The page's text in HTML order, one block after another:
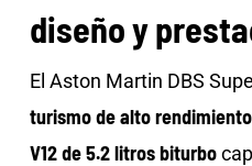
diseño y
El Aston Martin DBS
turismo de alto rendimiento
V12 de 5.2 litros biturbo